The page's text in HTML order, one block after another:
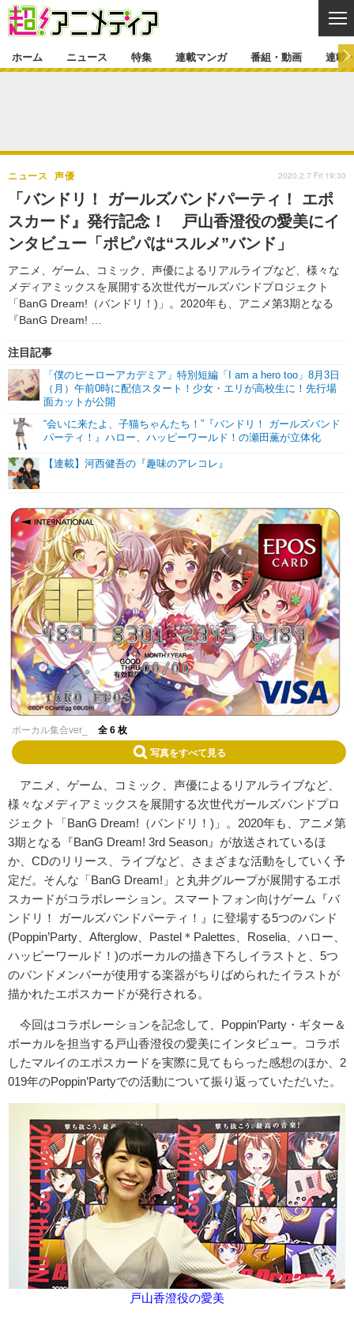
ゲーム・アプリ マンガ
グッズ イベント
コスプレ
舞台 新帝スタ
特集一覧 カバー
ラキりす
連載マンガ
番組・動画
番組・動画一覧 ラジオ
連載・ブログ
連載・ブログ一覧 コラム
編集部ブログ・お知らせ
ホーム ニュース 特集 連載マンガ 番組・動画 連載
「バンドリ！ ガールズバンドパーティ！ エポ
スカード』発行記念！ 戸山香澄役の愛美にイ
ンタビュー「ポピパは“スルメ”バンド」
アニメ、ゲーム、コミック、声優によるリアルライブなど、様々な
メディアミックスを展開する次世代ガールズバンドプロジェクト
「BanG Dream!（バンドリ！)」。2020年も、アニメ第3期となる
『BanG Dream! …
ニュース 声優
注目記事
「僕のヒーローアカデミア」特別短編「I am a hero too」8月3日
（月）午前0時に配信スタート！少女・エリが高校生に！先行場
面カットが公開
“会いに来たよ、子猫ちゃんたち！”『バンドリ！ ガールズバンド
パーティ！』ハロー、ハッピーワールド！の瀬田薫が立体化
【連載】河西健吾の『趣味のアレコレ』
2020.2.7 Fri 19:30
ボーカル集合ver_ 全 6 枚
写真をすべて見る
アニメ、ゲーム、コミック、声優によるリアルライブなど、
様々なメディアミックスを展開する次世代ガールズバンドプロ
ジェクト「BanG Dream!（バンドリ！)」。2020年も、アニメ第
3期となる『BanG Dream! 3rd Season』が放送されているほ
か、CDのリリース、ライブなど、さまざまな活動をしていく予
定だ。そんな「BanG Dream!」と丸井グループが展開するエポ
スカードがコラボレーション。スマートフォン向けゲーム『バ
ンドリ！ ガールズバンドパーティ！』に登場する5つのバンド
(Poppin’Party、Afterglow、Pastel＊Palettes、Roselia、ハロー、
ハッピーワールド！)のボーカルの描き下ろしイラストと、5つ
のバンドメンバーが使用する楽器がちりばめられたイラストが
描かれたエポスカードが発行される。
今回はコラボレーションを記念して、Poppin’Party・ギター＆
ボーカルを担当する戸山香澄役の愛美にインタビュー。コラボ
したマルイのエポスカードを実際に見てもらった感想のほか、2
019年のPoppin’Partyでの活動について振り返っていただいた。
戸山香澄役の愛美